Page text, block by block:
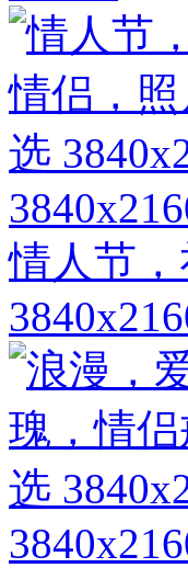
情人节